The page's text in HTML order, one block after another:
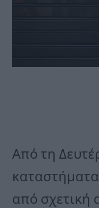
Από τη
από